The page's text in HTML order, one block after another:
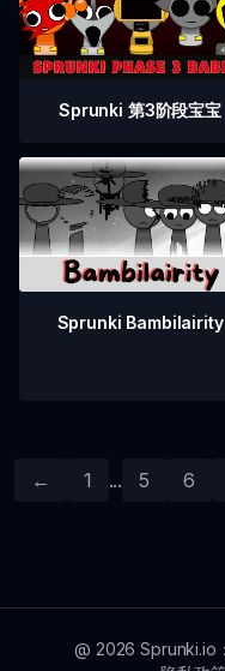
Sprunki 第3阶段宝宝
Sprunki Bambilairity
← 1 ... 5 6
@ 2026 Sprunki.io